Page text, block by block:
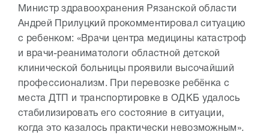
Министр здравоохранения Рязанской области
Андрей Прилуцкий прокомментировал ситуацию
с ребенком: «Врачи центра медицины катастроф
и врачи-реаниматологи областной детской
клинической больницы проявили высочайший
профессионализм. При перевозке ребёнка с
места ДТП и транспортировке в ОДКБ удалось
стабилизировать его состояние в ситуации,
когда это казалось практически невозможным».